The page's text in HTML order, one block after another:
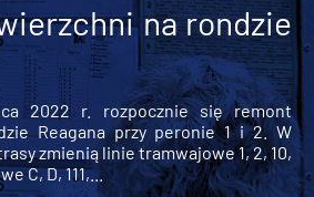
na rondzie
2022 r. rozpocznie się remont
Reagana przy peronie 1 i 2. W
zmienią linie tramwajowe 1, 2, 10,
C, D, 111,...